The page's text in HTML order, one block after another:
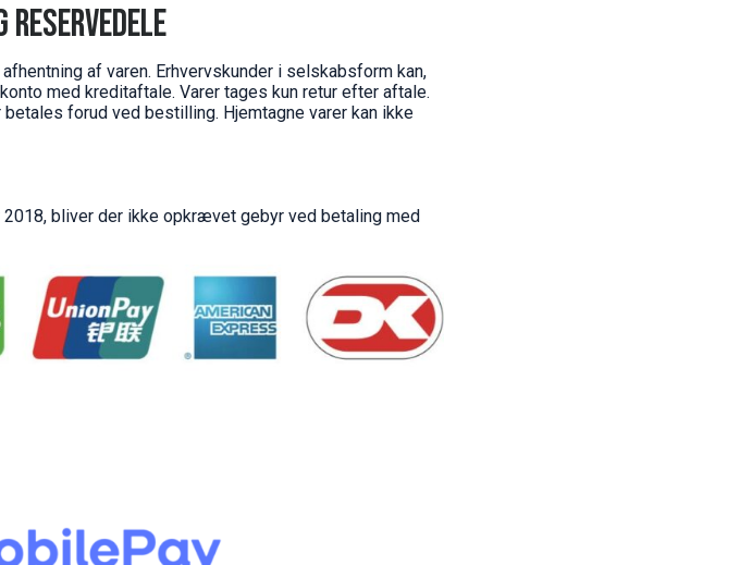
reservedele
af varen. Erhvervskunder i selskabsform kan,
med kreditaftale. Varer tages kun retur efter aftale.
forud ved bestilling. Hjemtagne varer kan ikke
2018, bliver der ikke opkrævet gebyr ved betaling med